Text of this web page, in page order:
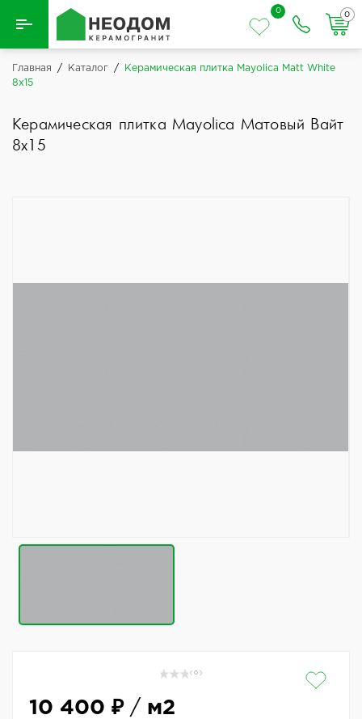
Назад
0
0
Главная / Каталог /
Керамическая плитка Mayolica Matt White
8x15
Керамическая плитка Mayolica Матовый Вайт
8x15
( 0 )
10 400 ₽/ м2